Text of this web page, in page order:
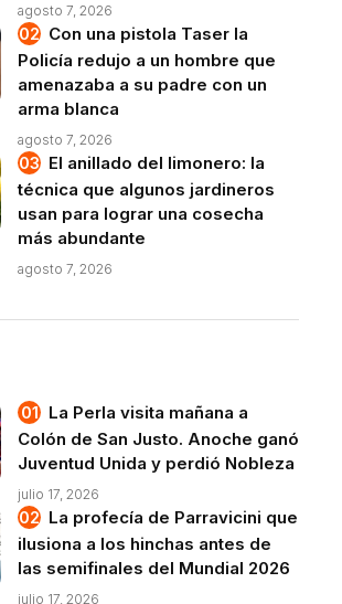
agosto 7, 2026
Con una pistola Taser la
Policía redujo a un hombre que
amenazaba a su padre con un
arma blanca
agosto 7, 2026
El anillado del limonero: la
técnica que algunos jardineros
usan para lograr una cosecha
más abundante
agosto 7, 2026
La Perla visita mañana a
Colón de San Justo. Anoche ganó
Juventud Unida y perdió Nobleza
julio 17, 2026
La profecía de Parravicini que
ilusiona a los hinchas antes de
las semifinales del Mundial 2026
julio 17, 2026